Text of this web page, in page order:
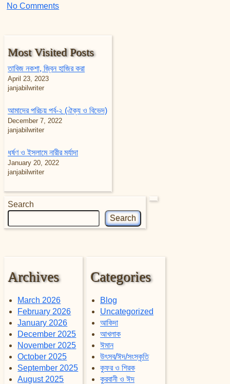
No Commentson মুসলিম চেতনা হারিয়ে ধর্ষণের বিস্তার
Most Visited Posts
তাবিজ নকশা, জ্বিন হাজির করা
April 23, 2023
janjabilwriter
আমাদের পরিচয় পর্ব-২ (ঐক্য ও বিভেদ)
December 7, 2022
janjabilwriter
ধর্ষণ ও ইসলামে নারীর মর্যাদা
January 20, 2022
janjabilwriter
Search
Search
Archives
March 2026
February 2026
January 2026
December 2025
November 2025
October 2025
September 2025
August 2025
Categories
Blog
Uncategorized
আকিদা
আখলাক
ঈমান
উৎসব/ঈদ/সংস্কৃতি
কুফর ও শিরক
কুরবানী ও ঈদ